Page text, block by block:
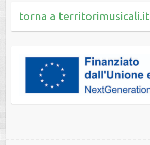
torna a territorimusicali.it